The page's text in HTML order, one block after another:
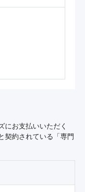
にお支払いいただく
契約されている「専門